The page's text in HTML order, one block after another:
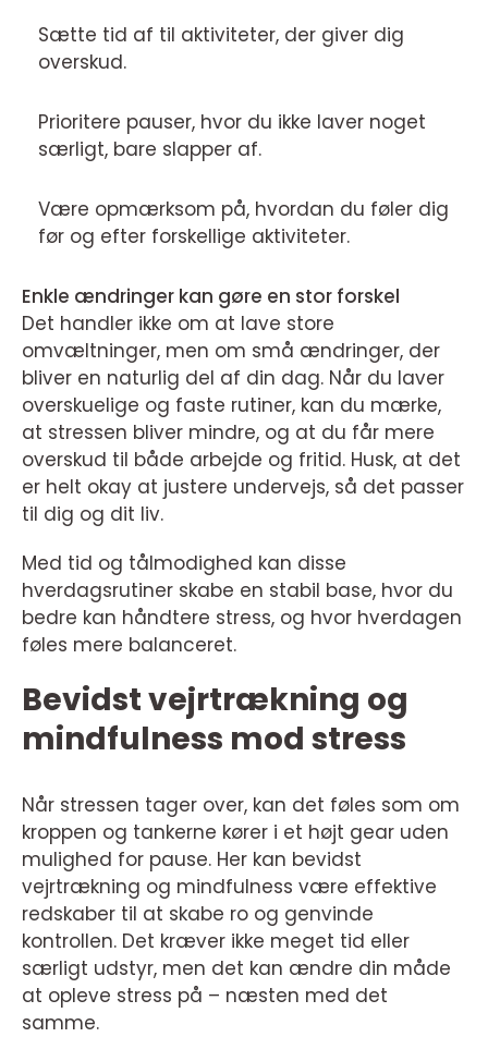
Sætte tid af til aktiviteter, der giver dig
overskud.
Prioritere pauser, hvor du ikke laver noget
særligt, bare slapper af.
Være opmærksom på, hvordan du føler dig
før og efter forskellige aktiviteter.
Enkle ændringer kan gøre en stor forskel
Det handler ikke om at lave store
omvæltninger, men om små ændringer, der
bliver en naturlig del af din dag. Når du laver
overskuelige og faste rutiner, kan du mærke,
at stressen bliver mindre, og at du får mere
overskud til både arbejde og fritid. Husk, at det
er helt okay at justere undervejs, så det passer
til dig og dit liv.
Med tid og tålmodighed kan disse
hverdagsrutiner skabe en stabil base, hvor du
bedre kan håndtere stress, og hvor hverdagen
føles mere balanceret.
Bevidst vejrtrækning og
mindfulness mod stress
Når stressen tager over, kan det føles som om
kroppen og tankerne kører i et højt gear uden
mulighed for pause. Her kan bevidst
vejrtrækning og mindfulness være effektive
redskaber til at skabe ro og genvinde
kontrollen. Det kræver ikke meget tid eller
særligt udstyr, men det kan ændre din måde
at opleve stress på – næsten med det
samme.